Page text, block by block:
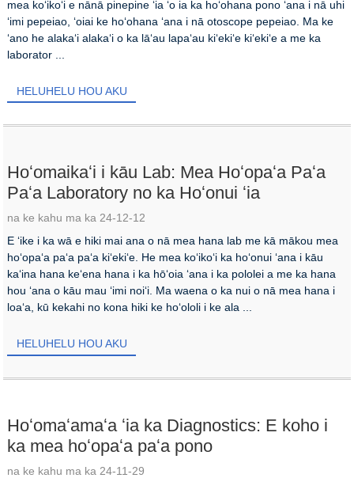
mea koʻikoʻi e nānā pinepine ʻia ʻo ia ka hoʻohana pono ʻana i nā uhi
ʻimi pepeiao, ʻoiai ke hoʻohana ʻana i nā otoscope pepeiao. Ma ke
ʻano he alakaʻi alakaʻi o ka lāʻau lapaʻau kiʻekiʻe kiʻekiʻe a me ka
laborator ...
HELUHELU HOU AKU
Hoʻomaikaʻi i kāu Lab: Mea Hoʻopaʻa Paʻa
Paʻa Laboratory no ka Hoʻonui ʻia
na ke kahu ma ka 24-12-12
E ʻike i ka wā e hiki mai ana o nā mea hana lab me kā mākou mea
hoʻopaʻa paʻa paʻa kiʻekiʻe. He mea koʻikoʻi ka hoʻonui ʻana i kāu
kaʻina hana keʻena hana i ka hōʻoia ʻana i ka pololei a me ka hana
hou ʻana o kāu mau ʻimi noiʻi. Ma waena o ka nui o nā mea hana i
loaʻa, kū kekahi no kona hiki ke hoʻololi i ke ala ...
HELUHELU HOU AKU
Hoʻomaʻamaʻa ʻia ka Diagnostics: E koho i
ka mea hoʻopaʻa paʻa pono
na ke kahu ma ka 24-11-29